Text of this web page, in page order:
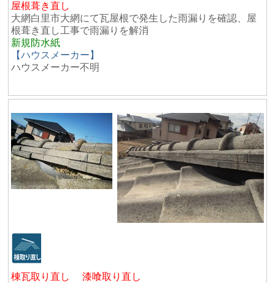
屋根葺き直し
大網白里市大網にて瓦屋根で発生した雨漏りを確認、屋
根葺き直し工事で雨漏りを解消
新規防水紙
【ハウスメーカー】
ハウスメーカー不明
棟瓦取り直し 漆喰取り直し